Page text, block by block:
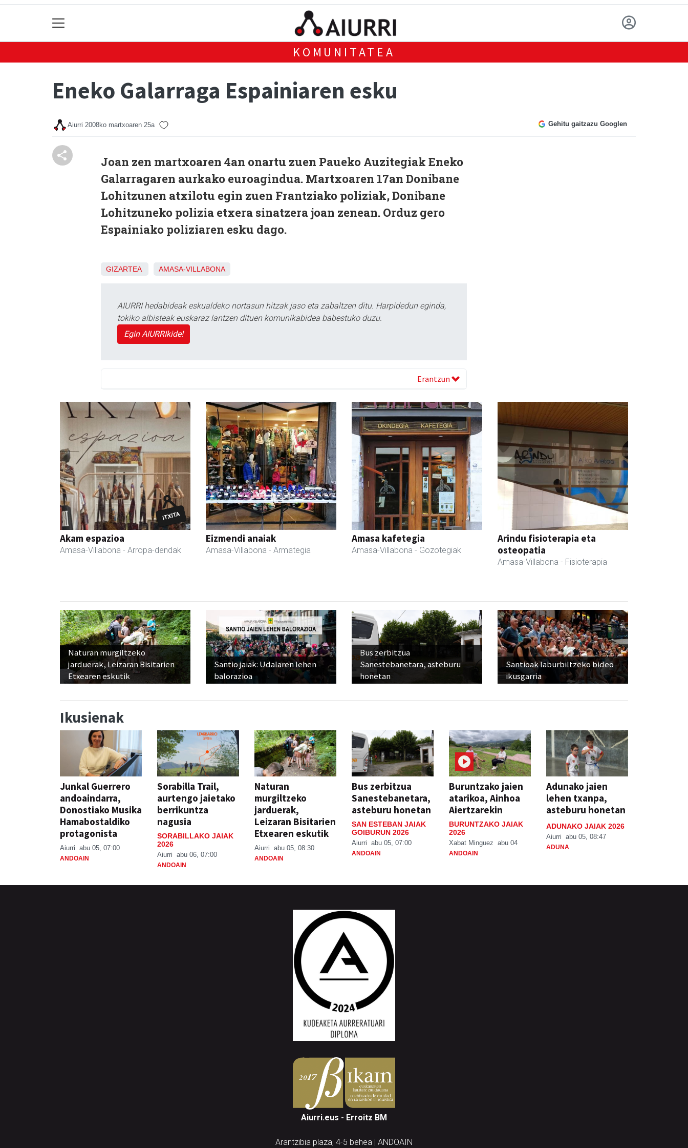
KOMUNITATEA
Eneko Galarraga Espainiaren esku
Aiurri 2008ko martxoaren 25a Gehitu gaitzazu Googlen
Joan zen martxoaren 4an onartu zuen Paueko Auzitegiak Eneko
Galarragaren aurkako euroagindua. Martxoaren 17an Donibane
Lohitzunen atxilotu egin zuen Frantziako poliziak, Donibane
Lohitzuneko polizia etxera sinatzera joan zenean. Orduz gero
Espainiako poliziaren esku dago.
GIZARTEA AMASA-VILLABONA
AIURRI hedabideak eskualdeko nortasun hitzak jaso eta zabaltzen ditu. Harpidedun eginda,
tokiko albisteak euskaraz lantzen dituen komunikabidea babestuko duzu.
Egin AIURRIkide!
Erantzun
Akam espazioa
Amasa-Villabona - Arropa-dendak
Eizmendi anaiak
Amasa-Villabona - Armategia
Amasa kafetegia
Amasa-Villabona - Gozotegiak
Arindu fisioterapia eta
osteopatia
Amasa-Villabona - Fisioterapia
Naturan murgiltzeko
jarduerak, Leizaran Bisitarien
Etxearen eskutik
Santio jaiak: Udalaren lehen
balorazioa
Bus zerbitzua
Sanestebanetara, asteburu
honetan
Santioak laburbiltzeko bideo
ikusgarria
Ikusienak
Junkal Guerrero
andoaindarra,
Donostiako Musika
Hamabostaldiko
protagonista
Aiurri abu 05, 07:00
ANDOAIN
Sorabilla Trail,
aurtengo jaietako
berrikuntza
nagusia
SORABILLAKO JAIAK
2026
Aiurri abu 06, 07:00
ANDOAIN
Naturan
murgiltzeko
jarduerak,
Leizaran Bisitarien
Etxearen eskutik
Aiurri abu 05, 08:30
ANDOAIN
Bus zerbitzua
Sanestebanetara,
asteburu honetan
SAN ESTEBAN JAIAK
GOIBURUN 2026
Aiurri abu 05, 07:00
ANDOAIN
Buruntzako jaien
atarikoa, Ainhoa
Aiertzarekin
BURUNTZAKO JAIAK
2026
Xabat Minguez abu 04
ANDOAIN
Adunako jaien
lehen txanpa,
asteburu honetan
ADUNAKO JAIAK 2026
Aiurri abu 05, 08:47
ADUNA
Aiurri.eus - Erroitz BM
Arantzibia plaza, 4-5 behea | ANDOAIN